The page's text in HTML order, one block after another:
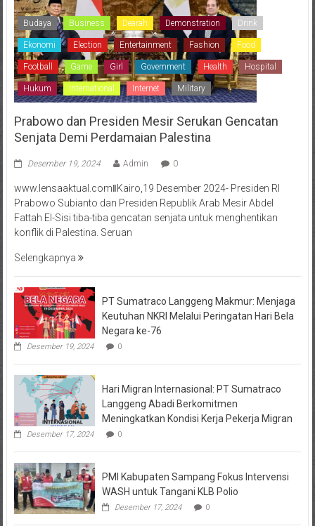
Budaya Business Dearah Demonstration Drink
Ekonomi Election Entertainment Fashion Food
Football Game Girl Government Health Hospital
Hukum International Internet Military
Prabowo dan Presiden Mesir Serukan Gencatan
Senjata Demi Perdamaian Palestina
Desember 19, 2024 Admin 0
www.lensaaktual.comǁKairo,19 Desember 2024- Presiden RI
Prabowo Subianto dan Presiden Republik Arab Mesir Abdel
Fattah El-Sisi tiba-tiba gencatan senjata untuk menghentikan
konflik di Palestina. Seruan
Selengkapnya
PT Sumatraco Langgeng Makmur: Menjaga
Keutuhan NKRI Melalui Peringatan Hari Bela
Negara ke-76
Desember 19, 2024 0
Hari Migran Internasional: PT Sumatraco
Langgeng Abadi Berkomitmen
Meningkatkan Kondisi Kerja Pekerja Migran
Desember 17, 2024 0
PMI Kabupaten Sampang Fokus Intervensi
WASH untuk Tangani KLB Polio
Desember 17, 2024 0